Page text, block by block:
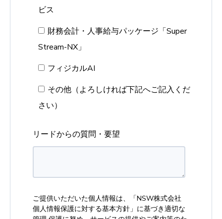
ビス
財務会計・人事給与パッケージ「Super
Stream-NX」
フィジカルAI
その他（よろしければ下記へご記入くだ
さい）
リードからの質問・要望
ご提供いただいた個人情報は、「NSW株式会社
個人情報保護に対する基本方針」に基づき適切な